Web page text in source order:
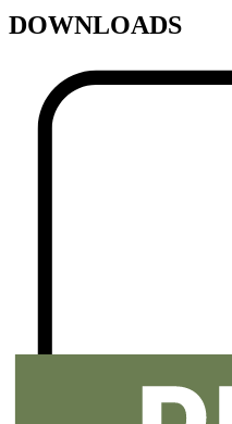
DOWNLOADS